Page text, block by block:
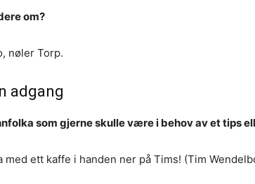
om?
nøler Torp.
adgang
som gjerne skulle være i behov av et tips
med ett kaffe i handen ner på Tims! (Tim